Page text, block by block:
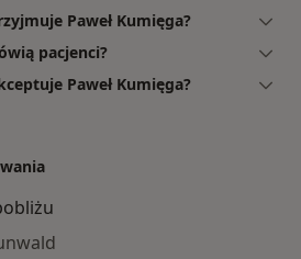
Paweł Kumięga?
pacjenci?
Paweł Kumięga?